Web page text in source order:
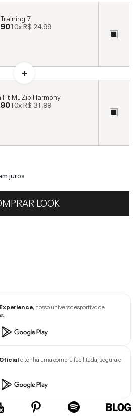
7
10xR$ 24,99
ML Zip Harmony
10xR$ 31,99
juros
LOOK
, nosso universo esportivo de
e tenha uma compra facilitada, segura e